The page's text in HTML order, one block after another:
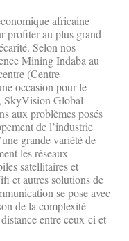
africaine
profiter au plus grand
Selon nos
Mining Indaba au
(Centre
occasion pour le
SkyVision Global
aux problèmes posés
de l’industrie
grande variété de
les réseaux
satellitaires et
et autres solutions de
se pose avec
de la complexité
entre ceux-ci et